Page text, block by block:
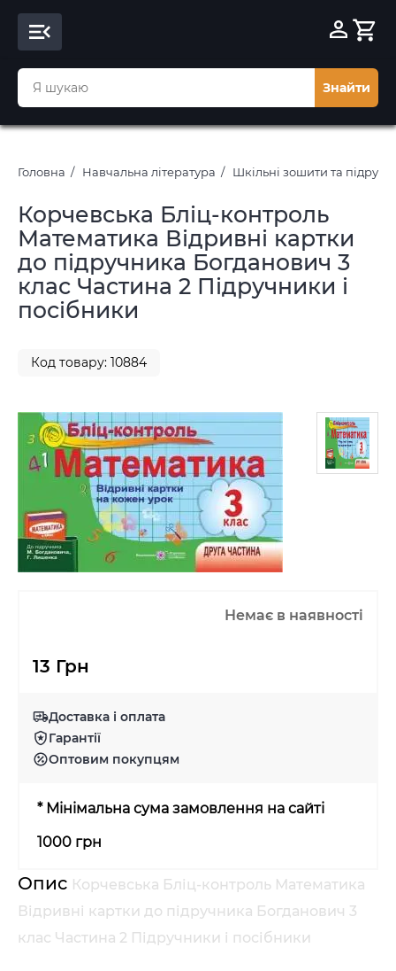
Знайти
Головна Навчальна література Шкільні зошити та
Корчевська Бліц-контроль
Математика Відривні картки
до підручника Богданович 3
клас Частина 2 Підручники і
посібники
Код товару: 10884
Немає в наявності
13 Грн
Доставка і оплата
Гарантії
Оптовим покупцям
* Мінімальна сума замовлення на сайті
1000 грн
Опис Корчевська Бліц-контроль Математика
Відривні картки до підручника Богданович 3
клас Частина 2 Підручники і посібники